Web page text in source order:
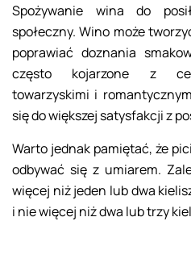
Spożywanie wina do
społeczny. Wino może
poprawiać doznania
często kojarzone z
towarzyskimi i
się do większej satysfakcji z
Warto jednak pamiętać, że
odbywać się z umiarem.
więcej niż jeden lub dwa
i nie więcej niż dwa lub trzy